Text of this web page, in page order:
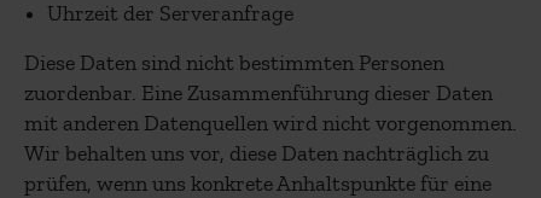
Uhrzeit der Serveranfrage
Diese Daten sind nicht bestimmten Personen
zuordenbar. Eine Zusammenführung dieser Daten
mit anderen Datenquellen wird nicht vorgenommen.
Wir behalten uns vor, diese Daten nachträglich zu
prüfen, wenn uns konkrete Anhaltspunkte für eine